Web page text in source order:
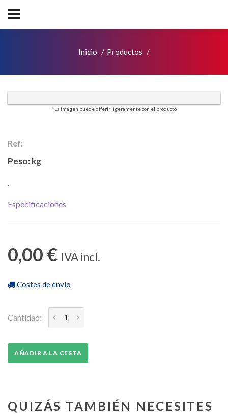
Inicio Productos
*La imagen puede diferir ligeramente con el producto
Ref:
Peso:kg
.
Especificaciones
0,00 € IVA incl.
Costes de envío
Cantidad:
AÑADIR A LA CESTA
QUIZÁS TAMBIÉN NECESITES